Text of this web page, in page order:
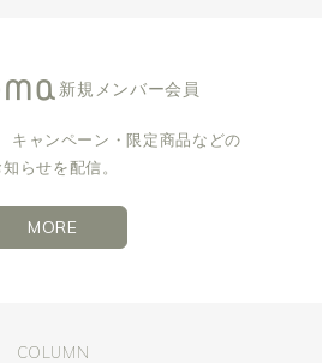
新規メンバー会員
キャンペーン・限定商品などの
知らせを配信。
MORE
COLUMN